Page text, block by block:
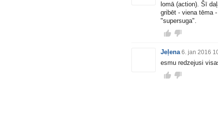
lomā (action). Šī
gribēt - viena tēma
"supersuga".
Jeļena 6. jan 2016
esmu redzejusi